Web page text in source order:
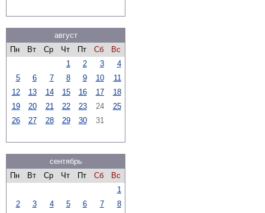
август
Пн
Вт Ср Чт Пт Сб
Вс
1
2 3
4
5
6 7 8 9 10
11
12
13 14 15 16 17
18
19
20 21 22 23 24
25
26
27 28 29 30 31
сентябрь
Пн
Вт Ср Чт Пт Сб
Вс
1
2
3 4 5 6 7
8